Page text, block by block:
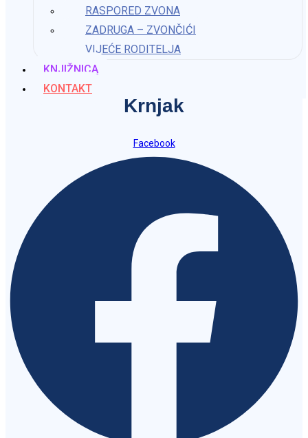
RASPORED ZVONA
ZADRUGA – ZVONČIĆI
VIJEĆE RODITELJA
KNJIŽNICA
KONTAKT
ured@os-kzrinski-krnjak.skole.hr
Osnovna škola Katarine Zrinski
Krnjak
Facebook